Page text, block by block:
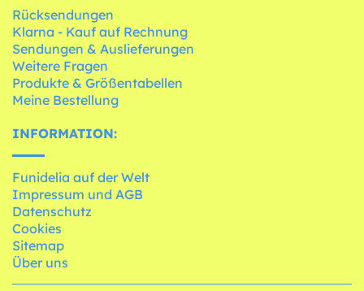
Rücksendungen
Klarna - Kauf auf Rechnung
Sendungen & Auslieferungen
Weitere Fragen
Produkte & Größentabellen
Meine Bestellung
INFORMATION:
Funidelia auf der Welt
Impressum und AGB
Datenschutz
Cookies
Sitemap
Über uns